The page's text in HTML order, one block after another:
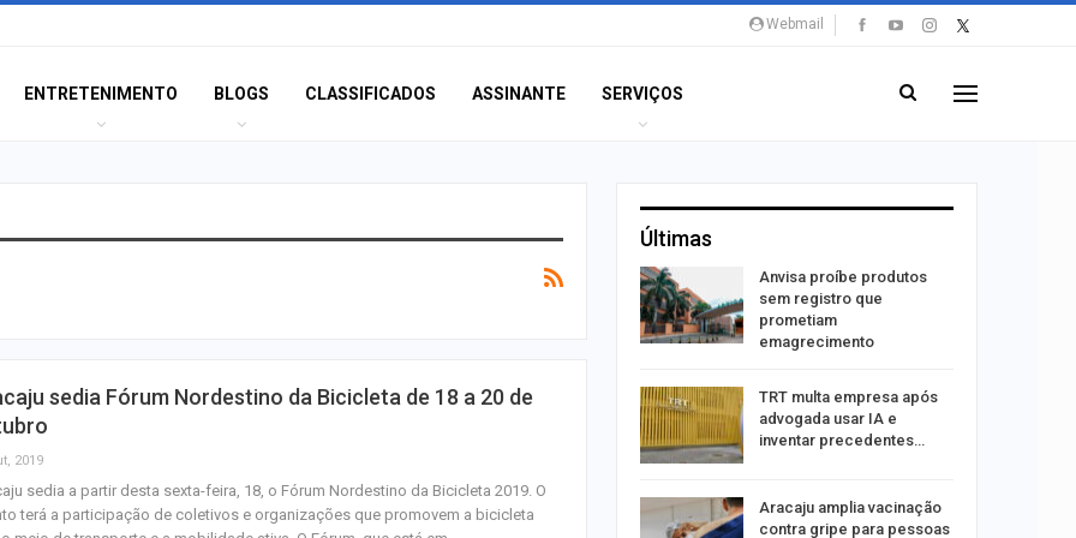
Webmail
ENTRETENIMENTO BLOGS CLASSIFICADOS ASSINANTE SERVIÇOS
sedia Fórum Nordestino da Bicicleta de 18 a 20 de
2019
sedia a partir desta sexta-feira, 18, o Fórum Nordestino da Bicicleta 2019. O
terá a participação de coletivos e organizações que promovem a bicicleta
Últimas
Câmara de Itabaianinha
Filarmônica de Itabaiana
realiza concerto em
Maurício Manieri traz a
Aracaju a turnê
Anvisa proíbe produtos
sem registro que
prometiam
emagrecimento
TRT multa empresa após
advogada usar IA e
inventar precedentes…
Aracaju amplia vacinação
contra gripe para pessoas